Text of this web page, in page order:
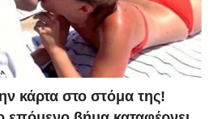
τους..
κάρτα στο στόμα της!